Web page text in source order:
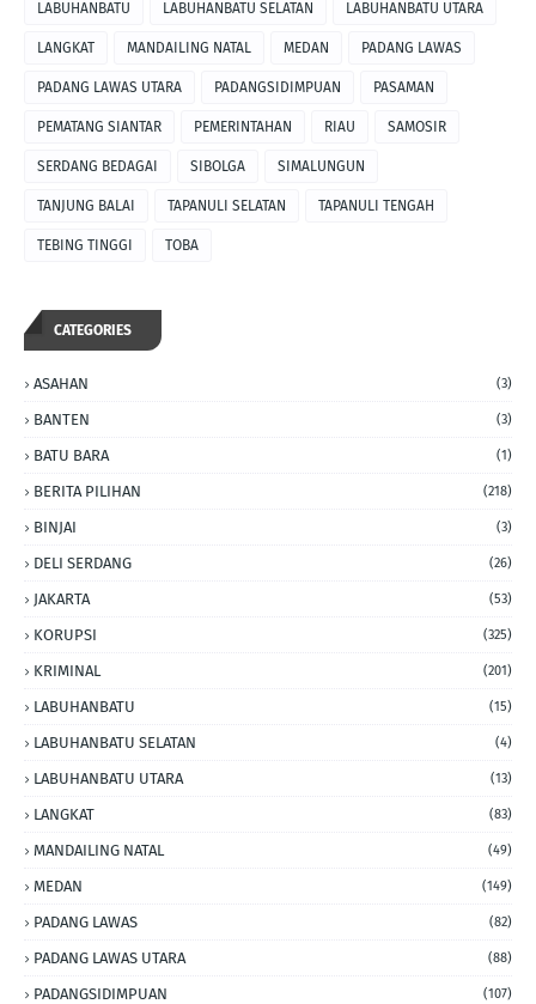
LABUHANBATU LABUHANBATU SELATAN LABUHANBATU UTARA
LANGKAT MANDAILING NATAL MEDAN PADANG LAWAS
PADANG LAWAS UTARA PADANGSIDIMPUAN PASAMAN
PEMATANG SIANTAR PEMERINTAHAN RIAU SAMOSIR
SERDANG BEDAGAI SIBOLGA SIMALUNGUN
TANJUNG BALAI TAPANULI SELATAN TAPANULI TENGAH
TEBING TINGGI TOBA
CATEGORIES
ASAHAN (3)
BANTEN (3)
BATU BARA (1)
BERITA PILIHAN (218)
BINJAI (3)
DELI SERDANG (26)
JAKARTA (53)
KORUPSI (325)
KRIMINAL (201)
LABUHANBATU (15)
LABUHANBATU SELATAN (4)
LABUHANBATU UTARA (13)
LANGKAT (83)
MANDAILING NATAL (49)
MEDAN (149)
PADANG LAWAS (82)
PADANG LAWAS UTARA (88)
PADANGSIDIMPUAN (107)